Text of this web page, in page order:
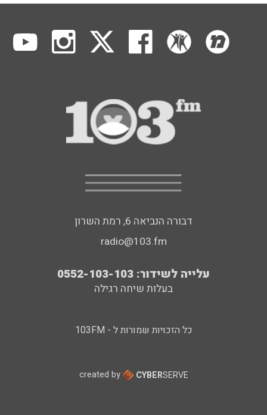
דבורה הנביאה 6, רמת השרון
radio@103.fm
עלייה לשידור: 0552-103-103
בעלות שיחה רגילה
כל הזכויות שמורות ל - 103FM
created by CYBERSERVE